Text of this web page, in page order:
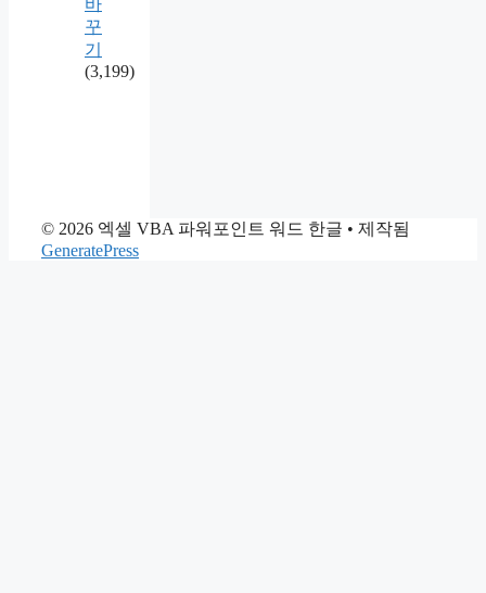
바
꾸
기
(3,199)
© 2026 엑셀 VBA 파워포인트 워드 한글 • 제작됨
GeneratePress